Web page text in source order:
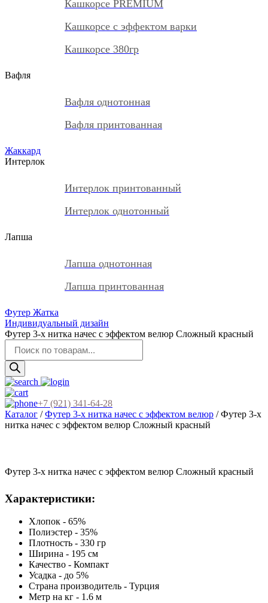
Кашкорсе PREMIUM
Кашкорсе с эффектом варки
Кашкорсе 380гр
Вафля
Вафля однотонная
Вафля принтованная
Жаккард
Интерлок
Интерлок принтованный
Интерлок однотонный
Лапша
Лапша однотонная
Лапша принтованная
Футер Жатка
Индивидуальный дизайн
Футер 3-х нитка начес с эффектом велюр Сложный красный
товаров
+7 (921) 341-64-28
Каталог /Футер 3-х нитка начес с эффектом велюр / Футер 3-х
нитка начес с эффектом велюр Сложный красный
Футер 3-х нитка начес с эффектом велюр Сложный красный
Характеристики:
Хлопок - 65%
Полиэстер - 35%
Плотность - 330 гр
Ширина - 195 см
Качество - Компакт
Усадка - до 5%
Страна производитель - Турция
Метр на кг - 1.6 м